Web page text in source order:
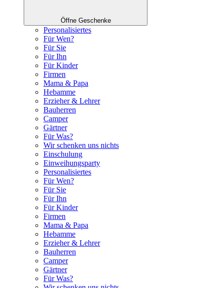
Öffne Geschenke
Personalisiertes
Für Wen?
Für Sie
Für Ihn
Für Kinder
Firmen
Mama & Papa
Hebamme
Erzieher & Lehrer
Bauherren
Camper
Gärtner
Für Was?
Wir schenken uns nichts
Einschulung
Einweihungsparty
Personalisiertes
Für Wen?
Für Sie
Für Ihn
Für Kinder
Firmen
Mama & Papa
Hebamme
Erzieher & Lehrer
Bauherren
Camper
Gärtner
Für Was?